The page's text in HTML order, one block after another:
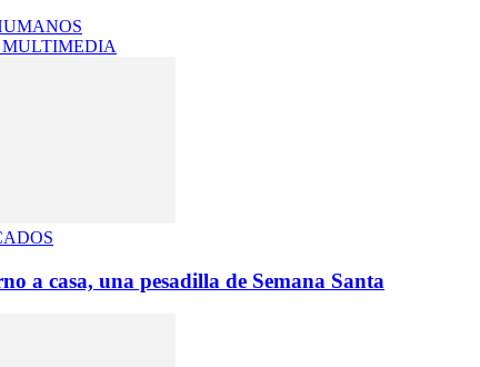
MULTIMEDIA
a casa, una pesadilla de Semana Santa